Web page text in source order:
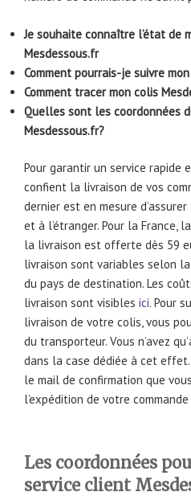
Je souhaite connaître l’état de
Mesdessous.fr
Comment pourrais-je suivre
Comment tracer mon colis
Quelles sont les coordonnées
Mesdessous.fr?
Pour garantir un service rapide
confient la livraison de vos
dernier est en mesure
et à l’étranger. Pour la France,
la livraison est offerte dès 59
livraison sont variables selon
du pays de destination. Les
livraison sont visibles ici. Pour
livraison de votre colis, vous
du transporteur. Vous n’avez
dans la case dédiée à cet
le mail de confirmation que
l’expédition de votre
Les coordonnées
service client